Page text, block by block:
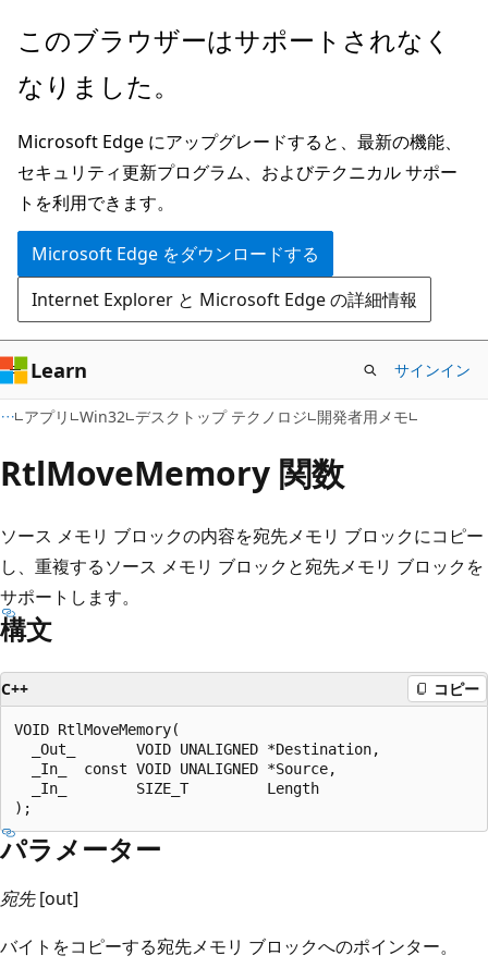
メ
ン
ン
テ
ン
ツ
に
ス
キ
ッ
プ
このブラウザーはサポートされなく
なりました。
Microsoft Edge にアップグレードすると、最新の機能、
セキュリティ更新プログラム、およびテクニカル サポー
トを利用できます。
Microsoft Edge をダウンロードする
Internet Explorer と Microsoft Edge の詳細情報
Learn サインイン
アプリ Win32 デスクトップ テクノロジ 開発者用メモ
RtlMoveMemory 関数
ソース メモリ ブロックの内容を宛先メモリ ブロックにコピー
し、重複するソース メモリ ブロックと宛先メモリ ブロックを
サポートします。
構文
C++ コピー
VOID RtlMoveMemory(
  _Out_       VOID UNALIGNED *Destination,
  _In_  const VOID UNALIGNED *Source,
  _In_        SIZE_T         Length
パラメーター
宛先[out]
バイトをコピーする宛先メモリ ブロックへのポインター。